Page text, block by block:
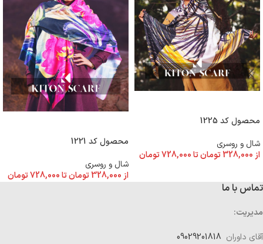
محصول کد 1225
شال و روسری
از 328,000تومانتا728,000تومان
محصول کد 1221
شال و روسری
از 328,000تومانتا728,000تومان
تماس با ما
مدیریت:
آقای داوران